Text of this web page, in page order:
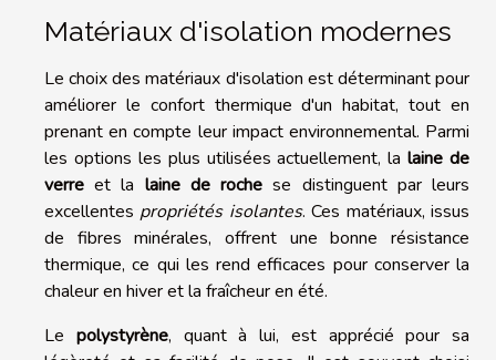
Matériaux d'isolation modernes
Le choix des matériaux d'isolation est déterminant pour
améliorer le confort thermique d'un habitat, tout en
prenant en compte leur impact environnemental. Parmi
les options les plus utilisées actuellement, lalaine de
verre et la laine de roche se distinguent par leurs
excellentes propriétés isolantes. Ces matériaux, issus
de fibres minérales, offrent une bonne résistance
thermique, ce qui les rend efficaces pour conserver la
chaleur en hiver et la fraîcheur en été.
Le polystyrène, quant à lui, est apprécié pour sa